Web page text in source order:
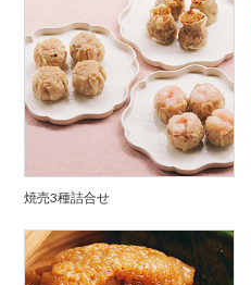
焼売3種詰合せ